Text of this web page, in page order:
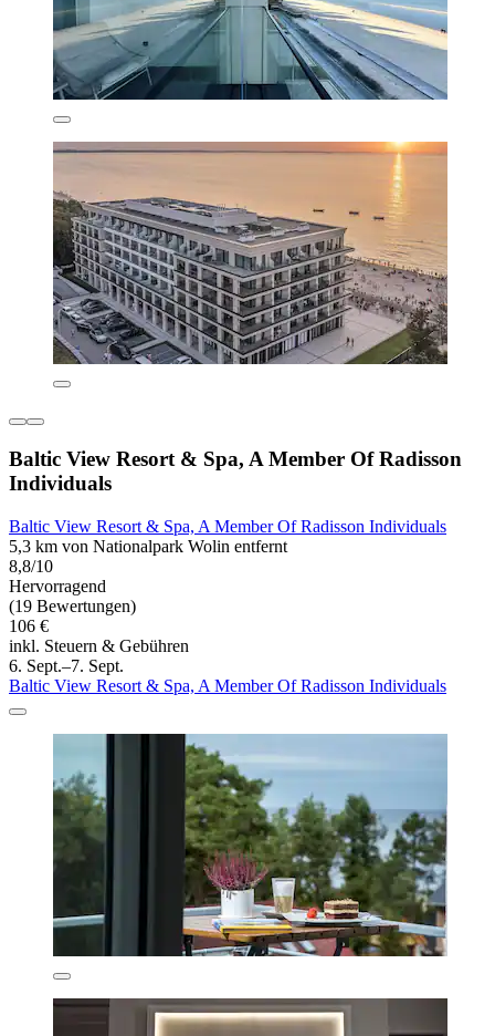
Baltic View Resort & Spa, A Member Of Radisson
Individuals
Baltic View Resort & Spa, A Member Of Radisson Individuals
5,3 km von Nationalpark Wolin entfernt
8,8/10
Hervorragend
(19 Bewertungen)
106 €
inkl. Steuern & Gebühren
6. Sept.–7. Sept.
Baltic View Resort & Spa, A Member Of Radisson Individuals